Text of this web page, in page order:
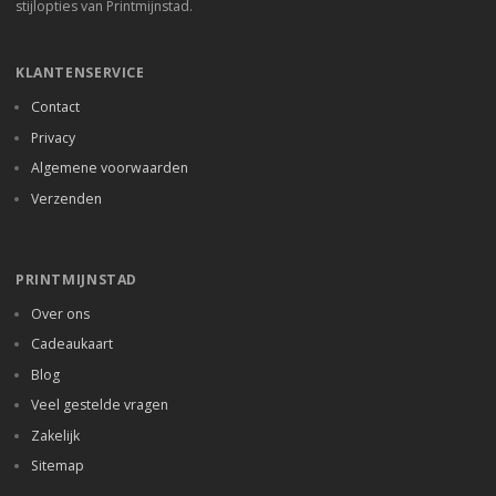
stijlopties van Printmijnstad.
KLANTENSERVICE
Contact
Privacy
Algemene voorwaarden
Verzenden
PRINTMIJNSTAD
Over ons
Cadeaukaart
Blog
Veel gestelde vragen
Zakelijk
Sitemap